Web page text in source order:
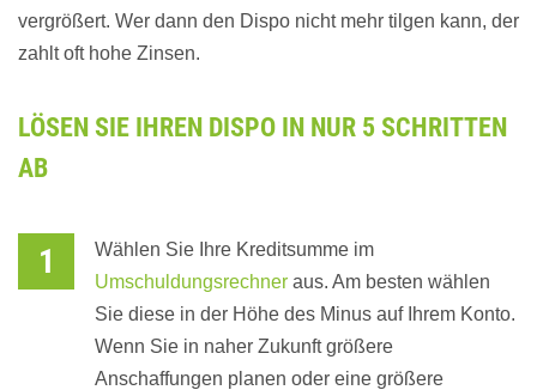
vergrößert. Wer dann den Dispo nicht mehr tilgen kann, der
zahlt oft hohe Zinsen.
LÖSEN SIE IHREN DISPO IN NUR 5 SCHRITTEN
AB
Wählen Sie Ihre Kreditsumme im
Umschuldungsrechner aus. Am besten wählen
Sie diese in der Höhe des Minus auf Ihrem Konto.
Wenn Sie in naher Zukunft größere
Anschaffungen planen oder eine größere